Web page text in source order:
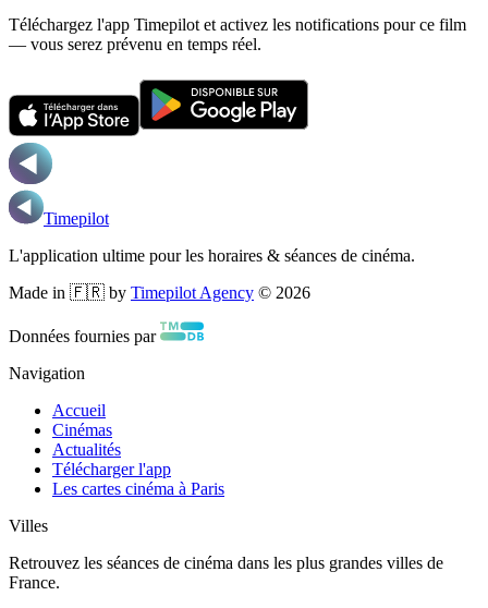
Téléchargez l'app Timepilot et activez les notifications pour ce film
— vous serez prévenu en temps réel.
Timepilot
L'application ultime pour les horaires & séances de cinéma.
Made in 🇫🇷 by Timepilot Agency © 2026
Données fournies par
Navigation
Accueil
Cinémas
Actualités
Télécharger l'app
Les cartes cinéma à Paris
Villes
Retrouvez les séances de cinéma dans les plus grandes villes de
France.